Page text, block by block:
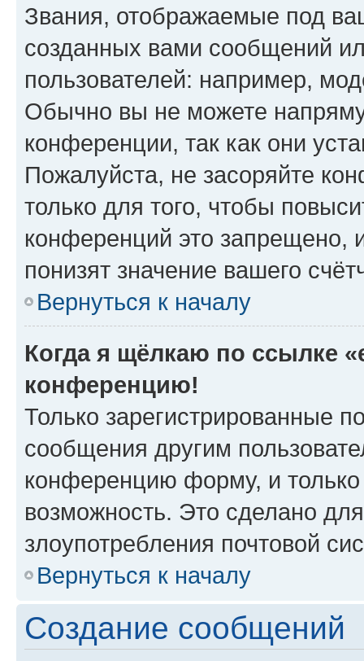
Звания, отображаемые под
созданных вами сообщений
пользователей: например,
Обычно вы не можете
конференции, так как они
Пожалуйста, не засоряйте
только для того, чтобы
конференций это запрещено,
понизят значение вашего
Вернуться к началу
Когда я щёлкаю по ссылке
конференцию!
Только зарегистрированные
сообщения другим
конференцию форму, и
возможность. Это сделано
злоупотребления почтовой
Вернуться к началу
Создание сообщений